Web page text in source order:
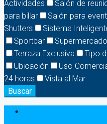
Actividades
Salón de
para billar
Salón para
Shutters
Sistema
Sportbar
Terraza Exclusiva
Tipo
Ubicación
Uso
24 horas
Vista al Mar
Buscar